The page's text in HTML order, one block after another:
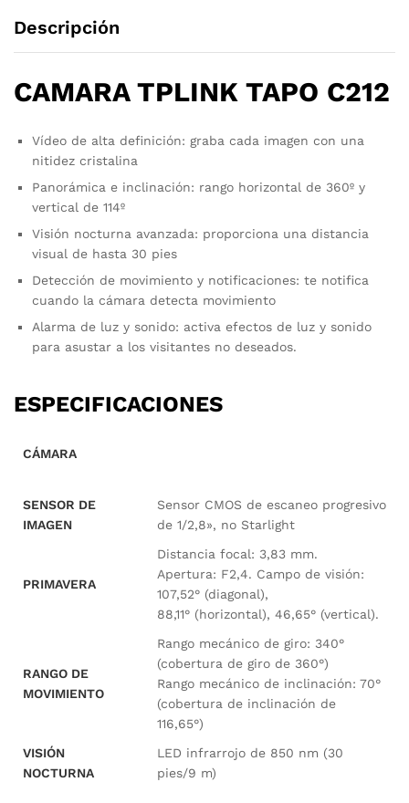
Descripción
CAMARA TPLINK TAPO C212
Vídeo de alta definición: graba cada imagen con una
nitidez cristalina
Panorámica e inclinación: rango horizontal de 360º y
vertical de 114º
Visión nocturna avanzada: proporciona una distancia
visual de hasta 30 pies
Detección de movimiento y notificaciones: te notifica
cuando la cámara detecta movimiento
Alarma de luz y sonido: activa efectos de luz y sonido
para asustar a los visitantes no deseados.
ESPECIFICACIONES
CÁMARA
SENSOR DE
IMAGEN
Sensor CMOS de escaneo progresivo
de 1/2,8», no Starlight
PRIMAVERA
Distancia focal: 3,83 mm.
Apertura: F2,4. Campo de visión:
107,52° (diagonal),
88,11° (horizontal), 46,65° (vertical).
RANGO DE
MOVIMIENTO
Rango mecánico de giro: 340°
(cobertura de giro de 360°)
Rango mecánico de inclinación: 70°
(cobertura de inclinación de
116,65°)
VISIÓN
NOCTURNA
LED infrarrojo de 850 nm (30
pies/9 m)